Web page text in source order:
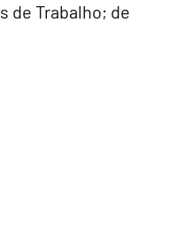
de Trabalho; de